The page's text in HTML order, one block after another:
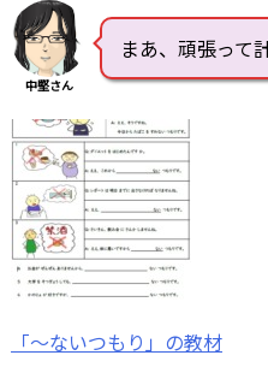
中堅さん
まあ、頑張って
「～ないつもり」の教材